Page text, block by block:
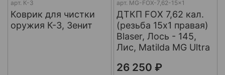
арт. К-3
Коврик для чистки
оружия К-3, Зенит
арт. MG-FOX-7,62-15x1
ДТКП FOX 7,62 кал.
(резьба 15x1 правая)
Blaser, Лось - 145,
Лис, Matilda MG Ultra
26 250 ₽